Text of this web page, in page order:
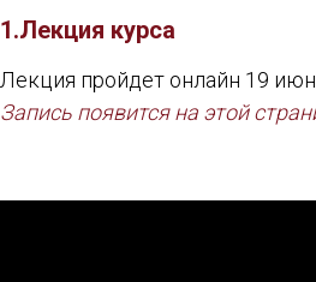
1.Лекция курса
Лекция пройдет онлайн 19
Запись появится на этой